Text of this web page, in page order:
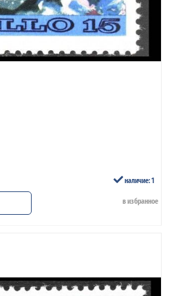
наличие: 1
в избранное